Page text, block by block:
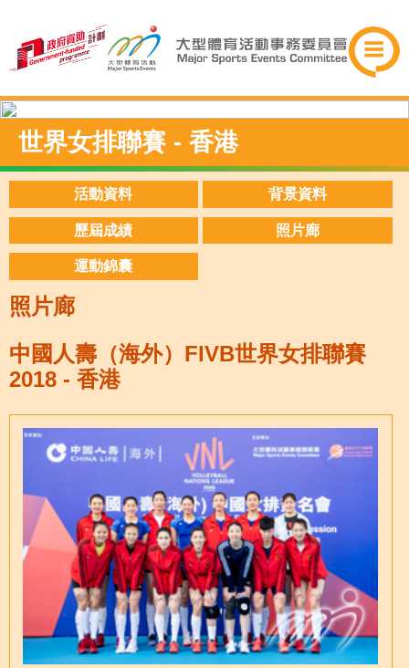
世界女排聯賽 - 香港
活動資料 背景資料
歷屆成績 照片廊
運動錦囊
照片廊
中國人壽（海外）FIVB世界女排聯賽
2018 - 香港